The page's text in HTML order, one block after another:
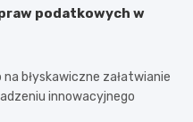
podatkowych w
błyskawiczne załatwianie
innowacyjnego